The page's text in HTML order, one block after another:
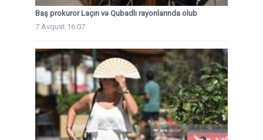
Baş prokuror Laçın və Qubadlı rayonlarında olub
7 Avqust 16:07